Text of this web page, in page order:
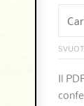
Il